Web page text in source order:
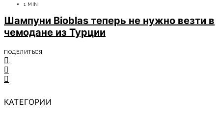
1 MIN
Шампуни Bioblas теперь не нужно везти в
чемодане из Турции
ПОДЕЛИТЬСЯ
КАТЕГОРИИ